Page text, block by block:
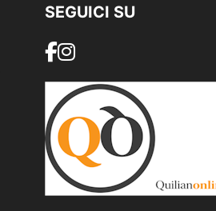
SEGUICI SU